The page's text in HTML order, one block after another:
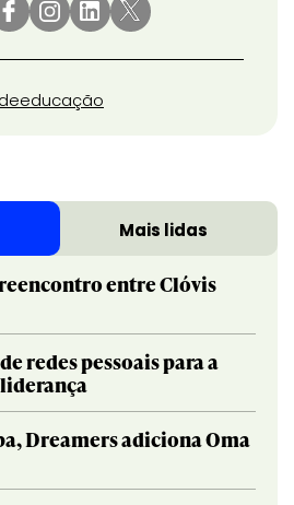
educação
Mais lidas
entre Clóvis
redes pessoais para a
Dreamers adiciona Oma